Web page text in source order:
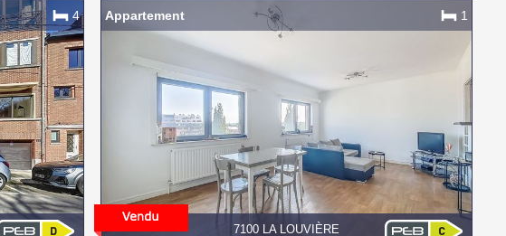
4
7100 LA LOUVIÈRE
Appartement 1